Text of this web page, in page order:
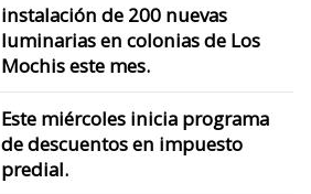
instalación de 200 nuevas
luminarias en colonias de Los
Mochis este mes.
Este miércoles inicia programa
de descuentos en impuesto
predial.